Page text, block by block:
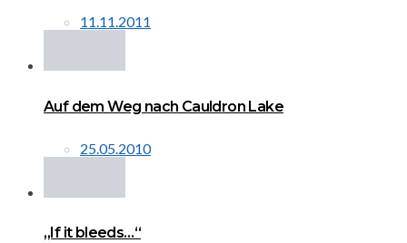
11.11.2011
Auf dem Weg nach Cauldron Lake
25.05.2010
„If it bleeds…“